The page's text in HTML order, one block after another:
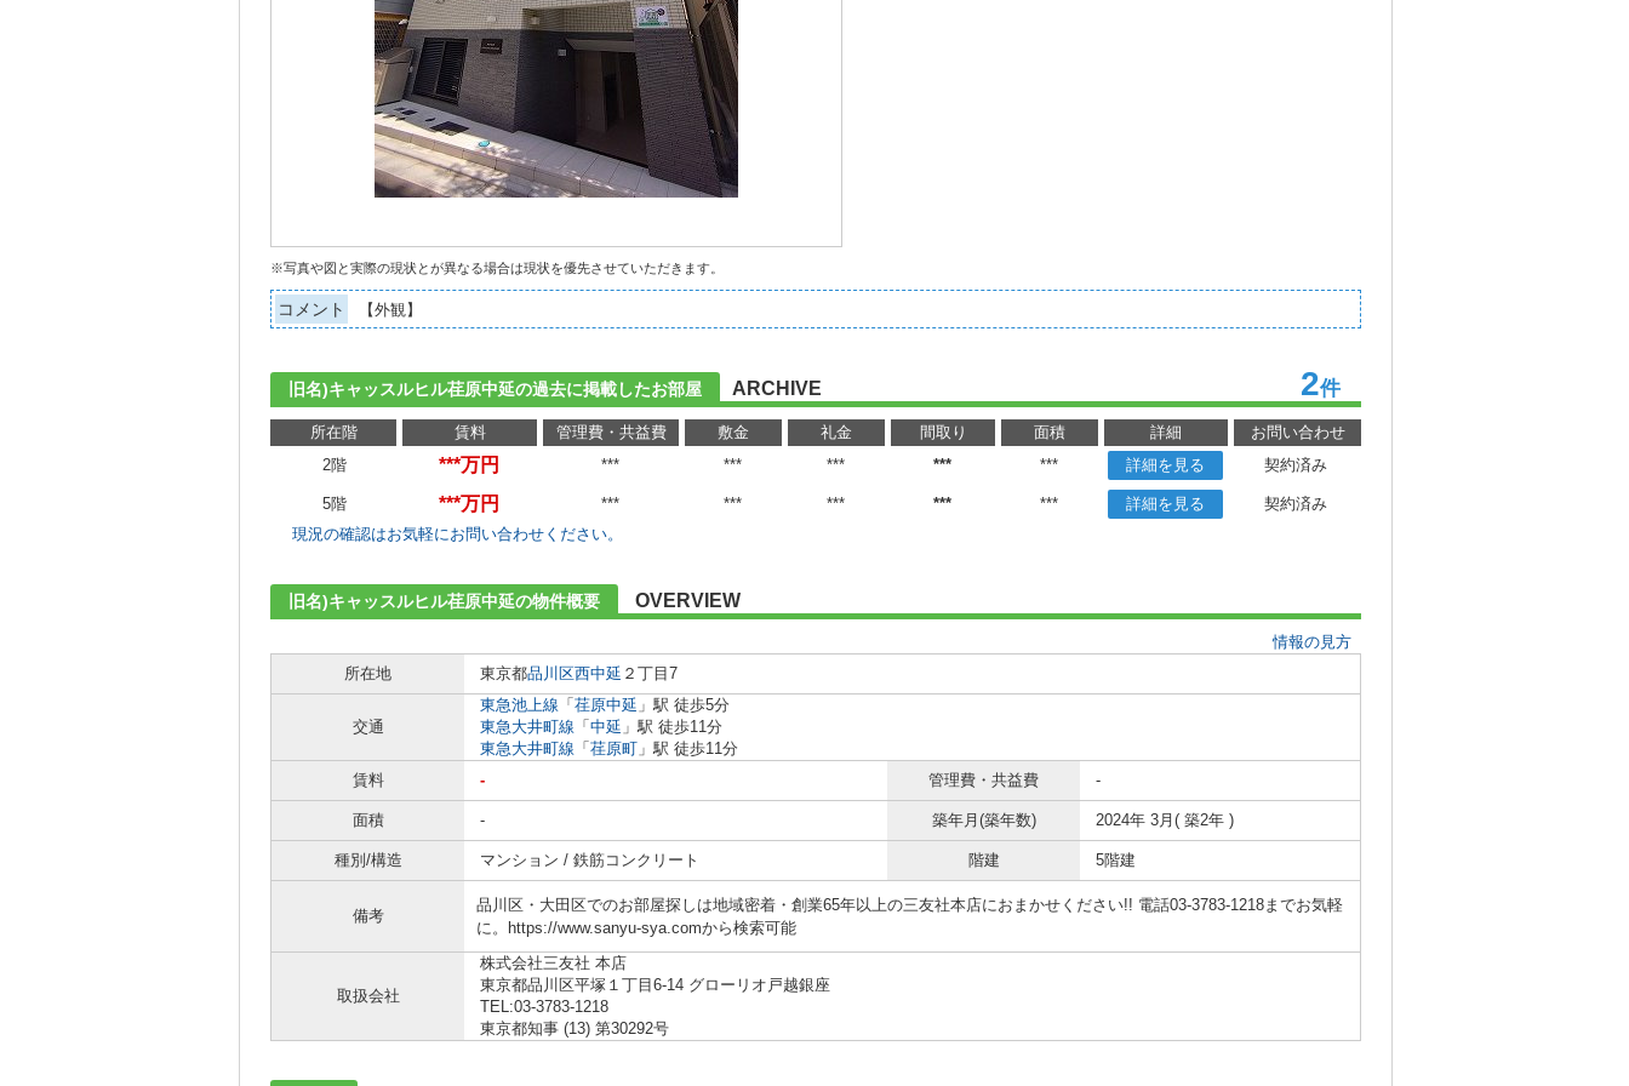
※写真や図と実際の現状とが異なる場合は現状を優先させていただきます。
コメント 【外観】
旧名)キャッスルヒル荏原中延の過去に掲載したお部屋 ARCHIVE 2件
所在階 賃料 管理費・共益費 敷金 礼金 間取り 面積 詳細
お問い合わせ
2階
***万円 *** *** *** *** *** 詳細を見る 契約済み
5階 ***万円 *** *** *** *** *** 詳細を見る
契約済み
現況の確認はお気軽にお問い合わせください。
旧名)キャッスルヒル荏原中延の物件概要 OVERVIEW
情報の見方
所在地
東京都品川区西中延 ２丁目7
交通
東急池上線 「 荏原中延 」駅 徒歩5分
東急大井町線 「 中延 」駅 徒歩11分
東急大井町線 「 荏原町 」駅 徒歩11分
賃料
- 管理費・共益費 -
面積 - 築年月(築年数) 2024年 3月( 築2年 )
種別/構造 マンション / 鉄筋コンクリート 階建 5階建
備考
品川区・大田区でのお部屋探しは地域密着・創業65年以上の三友社本店におまかせください!! 電話03-3783-1218までお気軽
に。https://www.sanyu-sya.comから検索可能
取扱会社
株式会社三友社 本店
東京都品川区平塚１丁目6-14 グローリオ戸越銀座
TEL:03-3783-1218
東京都知事 (13) 第30292号